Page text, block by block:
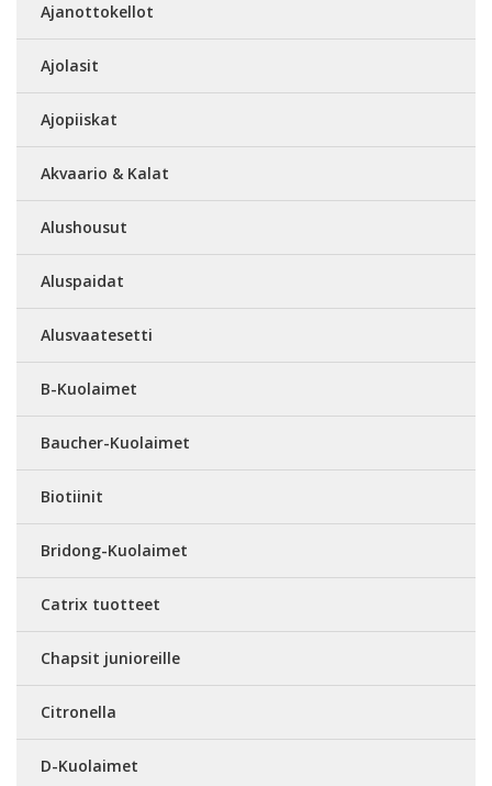
Ajanottokellot
Ajolasit
Ajopiiskat
Akvaario & Kalat
Alushousut
Aluspaidat
Alusvaatesetti
B-Kuolaimet
Baucher-Kuolaimet
Biotiinit
Bridong-Kuolaimet
Catrix tuotteet
Chapsit junioreille
Citronella
D-Kuolaimet